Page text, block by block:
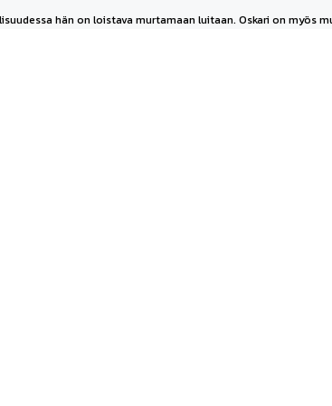
hän on loistava murtamaan luitaan. Oskari on myös